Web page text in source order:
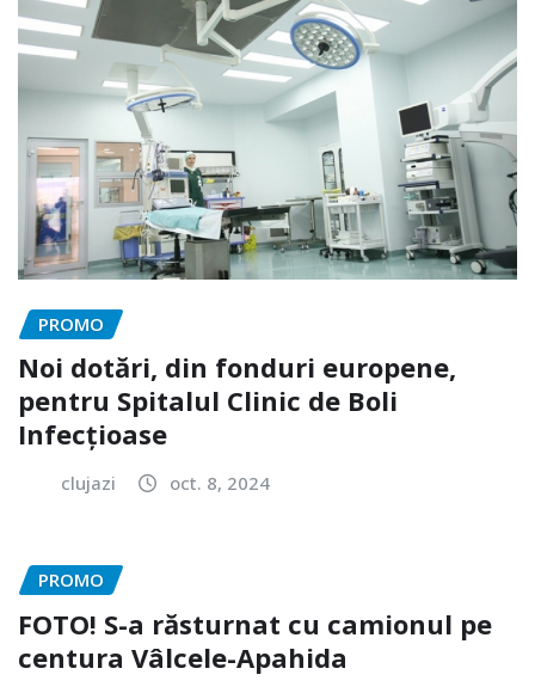
PROMO
Noi dotări, din fonduri europene,
pentru Spitalul Clinic de Boli
Infecțioase
clujazi oct. 8, 2024
PROMO
FOTO! S-a răsturnat cu camionul pe
centura Vâlcele-Apahida